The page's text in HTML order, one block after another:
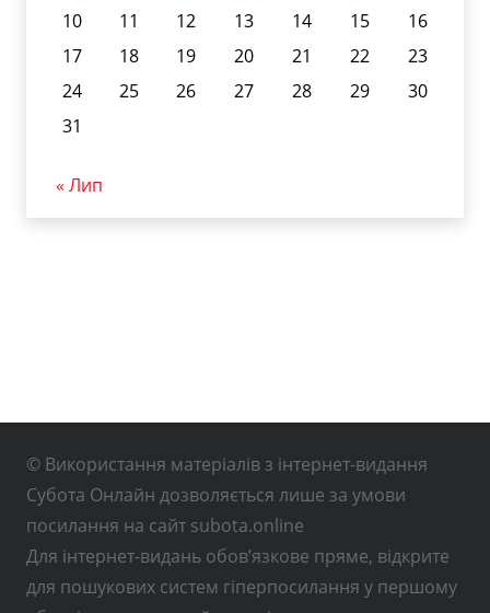
10
11 12 13 14 15
16
17
18 19 20 21 22
23
24
25 26 27 28 29
30
31
« Лип
© Використання матеріалів з інтернет-видання
Субота Онлайн дозволяється лише за умови
посилання на сайт subota.online
Для інтернет-видань обов’язкове пряме, відкрите
для пошукових систем гіперпосилання у першому